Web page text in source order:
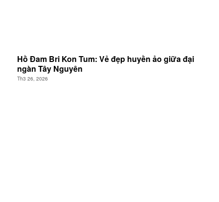
Hồ Đam Bri Kon Tum: Vẻ đẹp huyền ảo giữa đại
ngàn Tây Nguyên
Th3 26, 2026